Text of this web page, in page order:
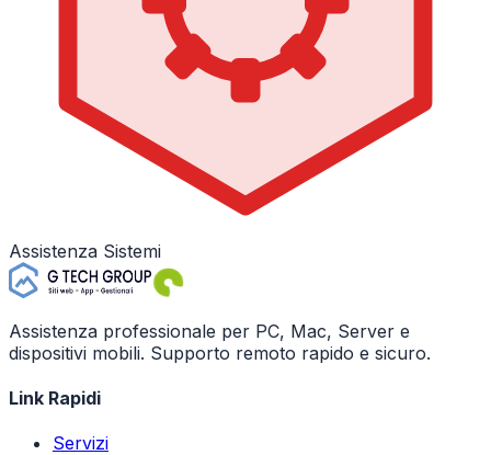
Assistenza Sistemi
Assistenza professionale per PC, Mac, Server e
dispositivi mobili. Supporto remoto rapido e sicuro.
Link Rapidi
Servizi